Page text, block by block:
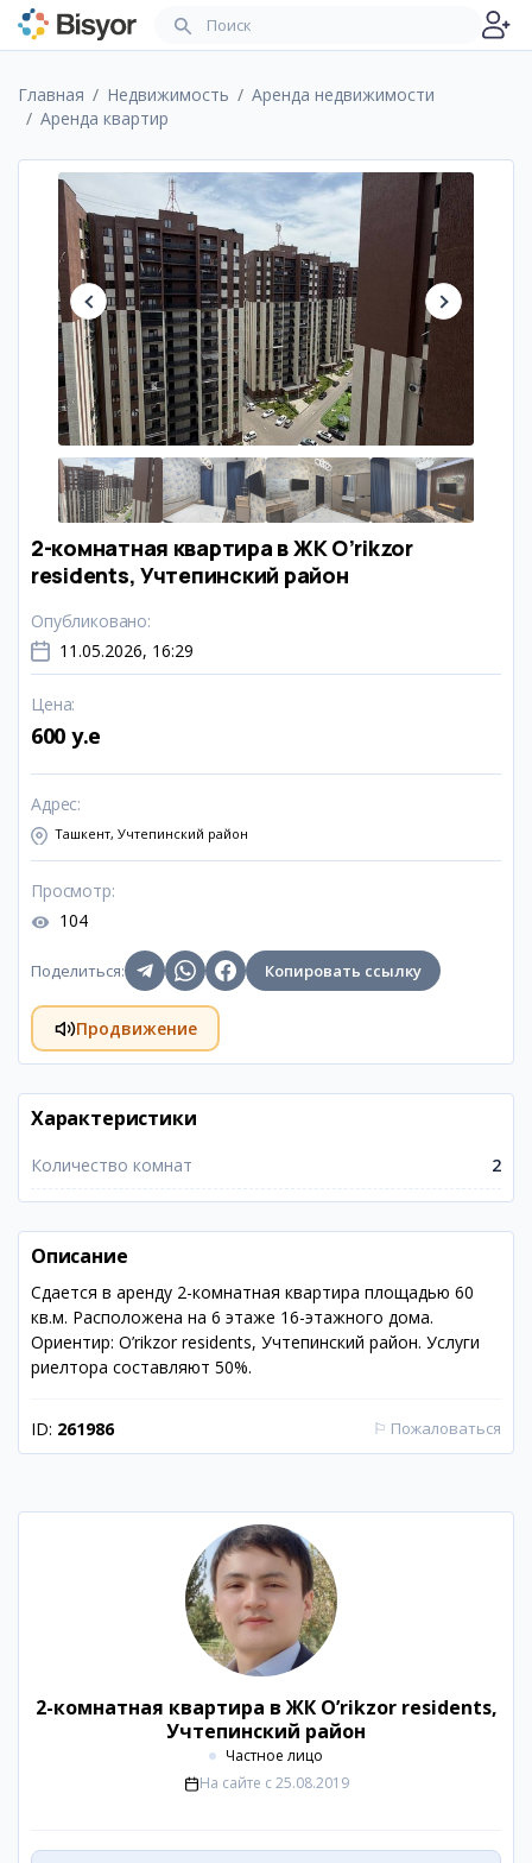
Главная Недвижимость
Аренда недвижимости
Аренда квартир
2-комнатная квартира в ЖК O’rikzor
residents, Учтепинский район
Опубликовано:
11.05.2026, 16:29
Цена:
600 y.e
Адрес:
Ташкент, Учтепинский район
Просмотр:
104
Поделиться: Копировать ссылку
Продвижение
Характеристики
Количество комнат 2
Описание
Сдается в аренду 2-комнатная квартира площадью 60
кв.м. Расположена на 6 этаже 16-этажного дома.
Ориентир: O’rikzor residents, Учтепинский район. Услуги
риелтора составляют 50%.
ID: 261986 ⚐ Пожаловаться
2-комнатная квартира в ЖК O’rikzor residents,
Учтепинский район
Частное лицо
На сайте с 25.08.2019